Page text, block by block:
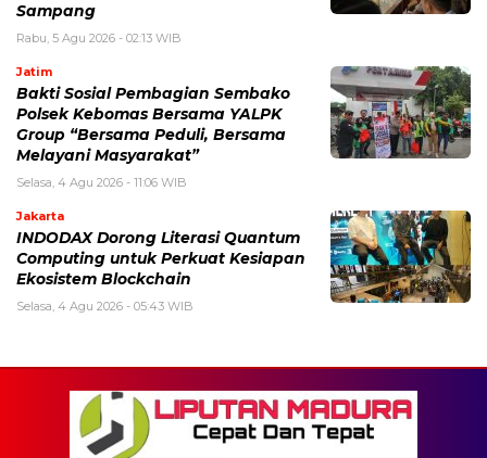
Sampang
Rabu, 5 Agu 2026 - 02:13 WIB
Jatim
Bakti Sosial Pembagian Sembako
Polsek Kebomas Bersama YALPK
Group “Bersama Peduli, Bersama
Melayani Masyarakat”
Selasa, 4 Agu 2026 - 11:06 WIB
Jakarta
INDODAX Dorong Literasi Quantum
Computing untuk Perkuat Kesiapan
Ekosistem Blockchain
Selasa, 4 Agu 2026 - 05:43 WIB